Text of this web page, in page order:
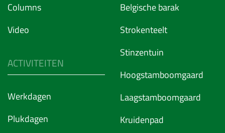
Columns
Video
Belgische barak
Strokenteelt
Stinzentuin
Hoogstamboomgaard
Laagstamboomgaard
Kruidenpad
ACTIVITEITEN
Werkdagen
Plukdagen